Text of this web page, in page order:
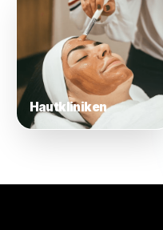
Make-up-Studios